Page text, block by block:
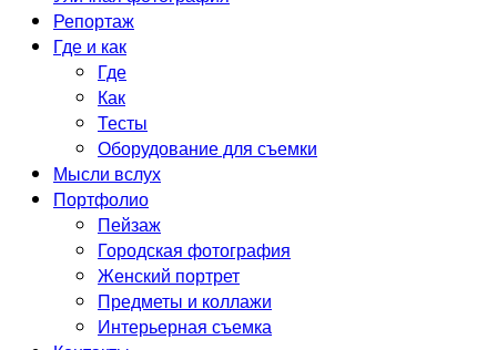
Репортаж
Где и как
Где
Как
Тесты
Оборудование для съемки
Мысли вслух
Портфолио
Пейзаж
Городская фотография
Женский портрет
Предметы и коллажи
Интерьерная съемка